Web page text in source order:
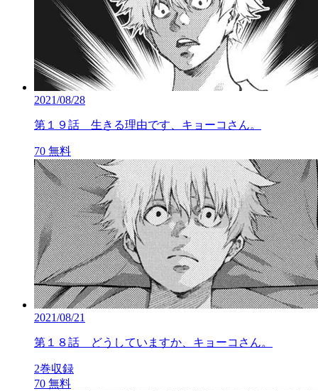
2021/08/28
第１９話 生きる理由です、キョーコさん。
70 無料
2021/08/21
第１８話 どうしていますか、キョーコさん。
2巻収録
70 無料